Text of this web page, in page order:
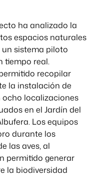
ha analizado la
espacios naturales
sistema piloto
tiempo real.
recopilar
la instalación de
localizaciones
en el Jardín del
Los equipos
durante los
las aves, al
permitido generar
la biodiversidad